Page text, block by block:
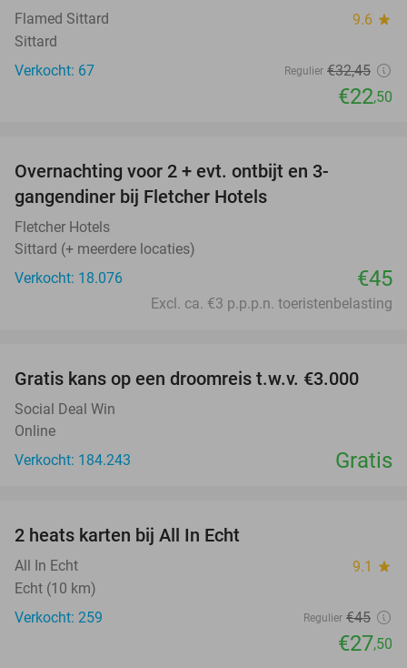
Flamed Sittard 9.6 star
Sittard
Verkocht: 67
Regulier €32,45
€22,50
Overnachting voor 2 + evt. ontbijt en 3-
gangendiner bij Fletcher Hotels
Fletcher Hotels
Sittard (+ meerdere locaties)
Verkocht: 18.076
€45
Excl. ca. €3 p.p.p.n. toeristenbelasting
Gratis kans op een droomreis t.w.v. €3.000
Social Deal Win
Online
Verkocht: 184.243
Gratis
2 heats karten bij All In Echt
All In Echt 9.1 star
Echt (10 km)
Verkocht: 259
Regulier €45
€27,50